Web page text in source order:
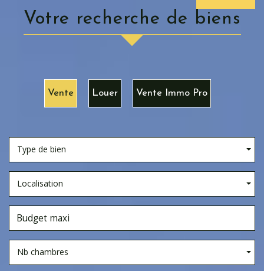
votre recherche de biens
Vente Louer Vente Immo Pro
Type de bien
Localisation
Nb chambres